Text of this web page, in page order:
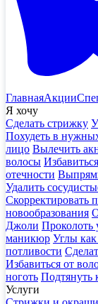
ГлавнаяАкции
Я хочу
Сделать стрижку
Похудеть в
лицо Вылечить
волосы
отечности
Удалить
Скорректировать
новообразования
Джоли Проколоть
маникюр Углы
потливости
Избавиться от
ноготь Подтянуть
Услуги